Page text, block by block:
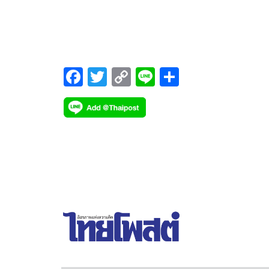
Mrs.Thailand World เวทีของผู้หญิงที่มีสามีแล้วอีกด้วย
F
ac
e
T
wi
tt
C
o
p
Li